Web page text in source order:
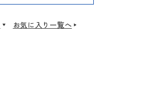
お気に入り一覧へ